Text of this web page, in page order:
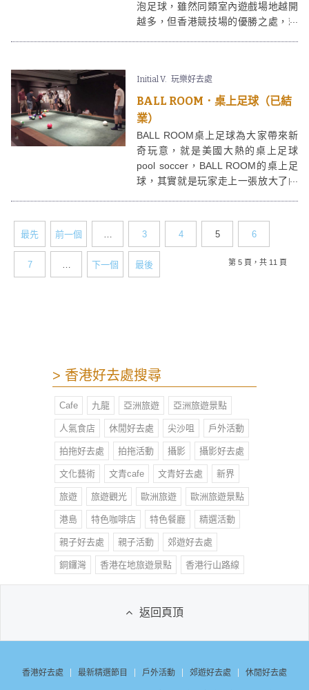
泡足球，雖然同類室內遊戲場地越開
越多，但香港競技場的優勝之處，就
朋友開party或公司搞team building都
好適合。
Initial V. 玩樂好去處
BALL ROOM．桌上足球（已結
業）
BALL ROOM桌上足球為大家帶來新
奇玩意，就是美國大熱的桌上足球
pool soccer，BALL ROOM的桌上足
球，其實就是玩家走上一張放大了的
最先 前一個 … 3 4 5 6
7 … 下一個 最後 第 5 頁，共 11 頁
> 香港好去處搜尋
Cafe 九龍 亞洲旅遊 亞洲旅遊景點
人氣食店 休閒好去處 尖沙咀 戶外活動
拍拖好去處 拍拖活動 攝影 攝影好去處
文化藝術 文青cafe 文青好去處 新界
旅遊 旅遊觀光 歐洲旅遊 歐洲旅遊景點
港島 特色咖啡店 特色餐廳 精選活動
親子好去處 親子活動 郊遊好去處
銅鑼灣 香港在地旅遊景點 香港行山路線
返回頁頂
香港好去處 最新精選節目 戶外活動 郊遊好去處 休閒好去處